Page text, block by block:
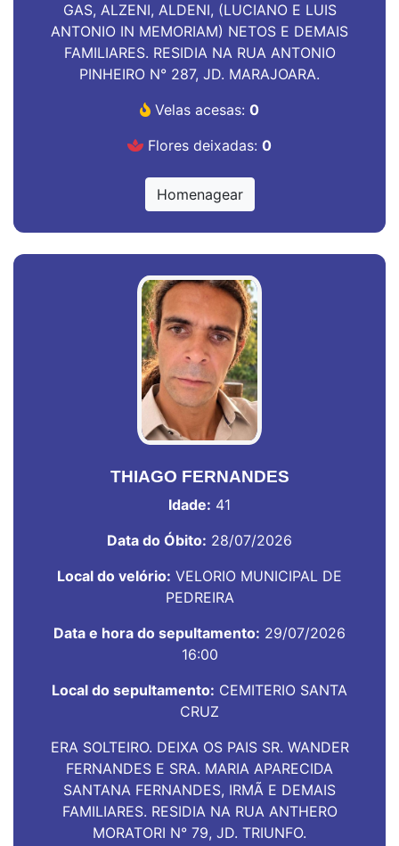
GAS, ALZENI, ALDENI, (LUCIANO E LUIS
ANTONIO IN MEMORIAM) NETOS E DEMAIS
FAMILIARES. RESIDIA NA RUA ANTONIO
PINHEIRO N° 287, JD. MARAJOARA.
Velas acesas: 0
Flores deixadas: 0
Homenagear
THIAGO FERNANDES
Idade: 41
Data do Óbito: 28/07/2026
Local do velório: VELORIO MUNICIPAL DE
PEDREIRA
Data e hora do sepultamento: 29/07/2026
16:00
Local do sepultamento: CEMITERIO SANTA
CRUZ
ERA SOLTEIRO. DEIXA OS PAIS SR. WANDER
FERNANDES E SRA. MARIA APARECIDA
SANTANA FERNANDES, IRMÃ E DEMAIS
FAMILIARES. RESIDIA NA RUA ANTHERO
MORATORI N° 79, JD. TRIUNFO.